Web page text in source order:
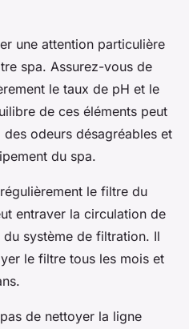
une attention particulière
spa. Assurez-vous de
le taux de pH et le
de ces éléments peut
odeurs désagréables et
du spa.
le filtre du
entraver la circulation de
du système de filtration. Il
le filtre tous les mois et
de nettoyer la ligne